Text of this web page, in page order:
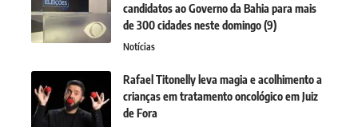
candidatos ao Governo da Bahia para mais
de 300 cidades neste domingo (9)
Notícias
Rafael Titonelly leva magia e acolhimento a
crianças em tratamento oncológico em Juiz
de Fora